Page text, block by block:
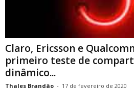
Claro, Ericsson e
primeiro teste de
dinâmico...
Thales Brandão - 17 de fevereiro de 2020